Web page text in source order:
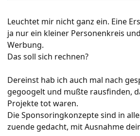
Leuchtet mir nicht ganz ein. Eine
ja nur ein kleiner Personenkreis
Werbung.
Das soll sich rechnen?
Dereinst hab ich auch mal nach
gegoogelt und mußte rausfinden,
Projekte tot waren.
Die Sponsoringkonzepte sind in
zuende gedacht, mit Ausnahme